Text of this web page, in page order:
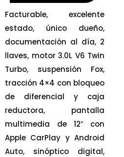
Facturable, excelente
estado, único dueño,
documentación al día, 2
llaves, motor 3.0L V6 Twin
Turbo, suspensión Fox,
tracción 4×4 con bloqueo
de diferencial y caja
reductora, pantalla
multimedia de 12″ con
Apple CarPlay y Android
Auto, sinóptico digital,